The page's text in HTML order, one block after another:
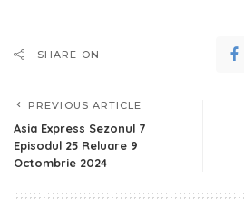
SHARE ON
PREVIOUS ARTICLE
Asia Express Sezonul 7
Episodul 25 Reluare 9
Octombrie 2024